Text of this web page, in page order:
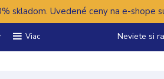
skladom. Uvedené ceny na e-
Viac Neviete si